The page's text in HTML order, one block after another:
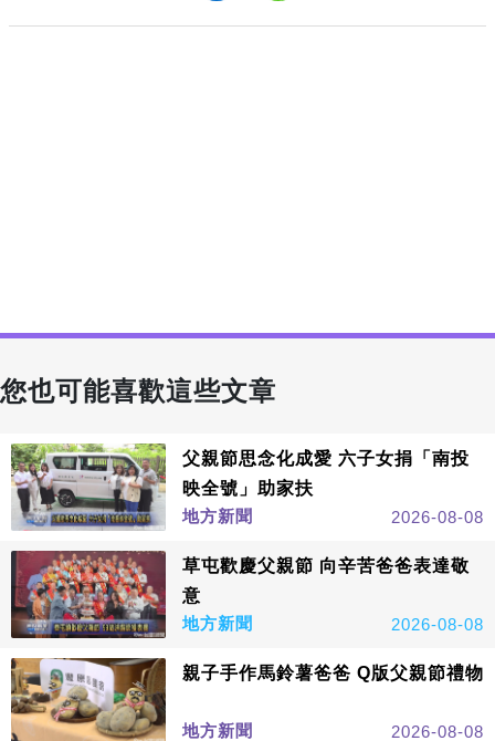
您也可能喜歡這些文章
父親節思念化成愛 六子女捐「南投
映全號」助家扶
地方新聞
2026-08-08
草屯歡慶父親節 向辛苦爸爸表達敬
意
地方新聞
2026-08-08
親子手作馬鈴薯爸爸 Q版父親節禮物
地方新聞 2026-08-08